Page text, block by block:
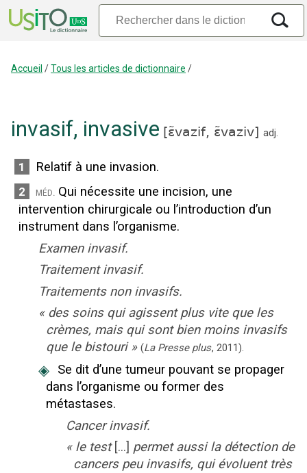
Accueil /Tous les articles de dictionnaire /
invasif, invasive [ɛ̃vazif, ɛ̃vaziv] adj.
1 Relatif à une invasion.
2 méd. Qui nécessite une incision, une
intervention chirurgicale ou l’introduction d’un
instrument dans l’organisme.
Examen invasif.
Traitement invasif.
Traitements non invasifs.
« des soins qui agissent plus vite que les
crèmes, mais qui sont bien moins invasifs
que le bistouri » (La Presse plus, 2011).
◈ Se dit d’une tumeur pouvant se propager
dans l’organisme ou former des
métastases.
Cancer invasif.
« le test [...] permet aussi la détection de
cancers peu invasifs, qui évoluent très